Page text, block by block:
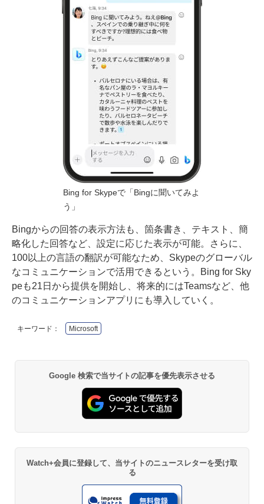
Bing for Skypeで「Bingに聞いてみよ
う」
Bingからの回答の表示方法も、箇条書き、テキスト、簡
略化した回答など、設定に応じた表示が可能。さらに、
100以上の言語の翻訳が可能なため、Skypeのグローバル
なコミュニケーションで活用できるという。Bing for Sky
peも21日から提供を開始し、将来的にはTeamsなど、他
のコミュニケーションアプリにも導入していく。
キーワード： Microsoft
Google 検索で当サイトの記事を優先表示させる
Watch+会員に登録して、当サイトのニュースレターを受け取
る